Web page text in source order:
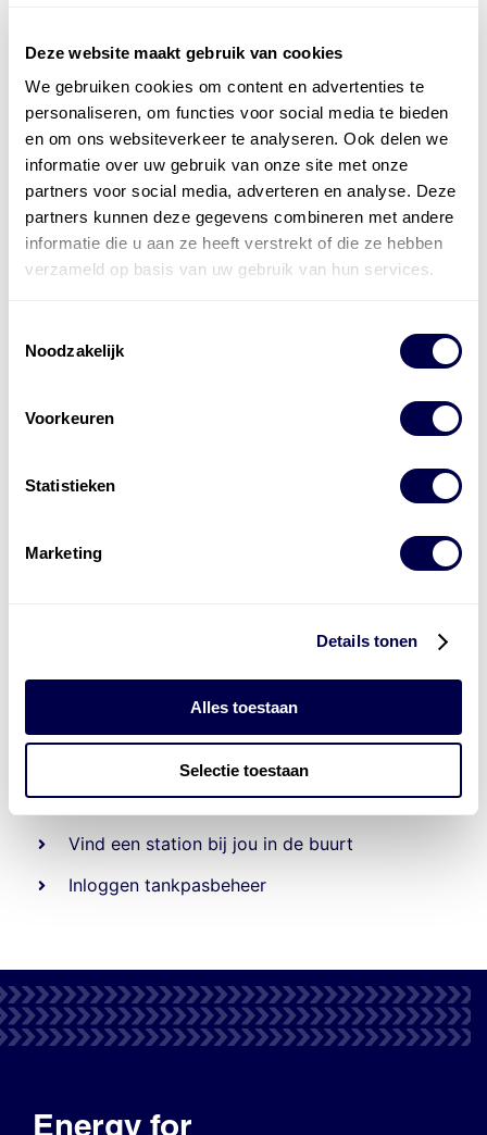
Deze website maakt gebruik van cookies
We gebruiken cookies om content en advertenties te
personaliseren, om functies voor social media te bieden
en om ons websiteverkeer te analyseren. Ook delen we
informatie over uw gebruik van onze site met onze
partners voor social media, adverteren en analyse. Deze
partners kunnen deze gegevens combineren met andere
informatie die u aan ze heeft verstrekt of die ze hebben
verzameld op basis van uw gebruik van hun services.
Noodzakelijk
Voorkeuren
Statistieken
Marketing
Details tonen
Alles toestaan
Selectie toestaan
Officieel distributeur met Mobil Smeermiddelen
voor alle sectoren
Welke olie heb ik nodig
Alle producten bekijken
ReferentiesKwikfit,Roba ,de Groot
tankstationsen duizenden
laadpassen
Den Hartog tank- en laadpas
Vind een station bij jou in de buurt
Inloggen tankpasbeheer
Energy for